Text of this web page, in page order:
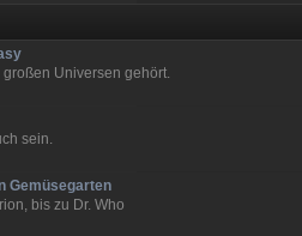
Universen gehört.
sein.
Gemüsegarten
bis zu Dr. Who